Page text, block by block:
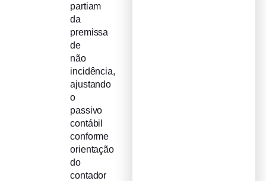
partiam
da
premissa
de
não
incidência,
ajustando
o
passivo
contábil
conforme
orientação
do
contador